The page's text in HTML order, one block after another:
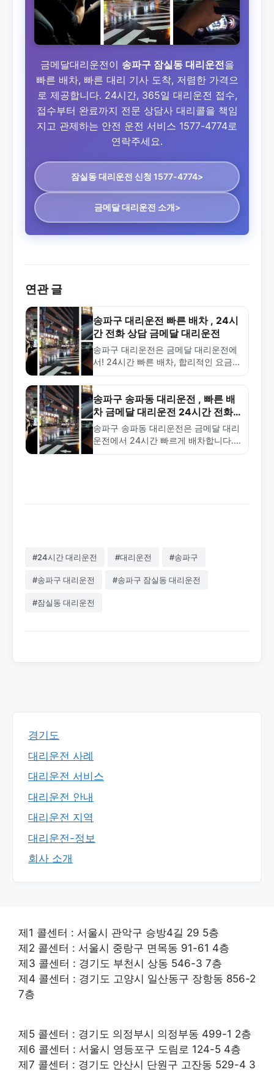
금메달대리운전이 송파구 잠실동 대리운전을
빠른 배차, 빠른 대리 기사 도착, 저렴한 가격으
로 제공합니다. 24시간, 365일 대리운전 접수,
접수부터 완료까지 전문 상담사 대리콜을 책임
지고 관제하는 안전 운전 서비스 1577-4774로
연락주세요.
잠실동 대리운전 신청 1577-4774>
금메달 대리운전 소개>
연관 글
송파구 대리운전 빠른 배차 , 24시
간 전화 상담 금메달 대리운전
송파구 대리운전은 금메달 대리운전에
서! 24시간 빠른 배차, 합리적인 요금,
송파구 송파동 대리운전 , 빠른 배
차 금메달 대리운전 24시간 전화
상담
송파구 송파동 대리운전은 금메달 대리
운전에서 24시간 빠르게 배차합니다.
#24시간 대리운전 #대리운전 #송파구
#송파구 대리운전 #송파구 잠실동 대리운전
#잠실동 대리운전
경기도
대리운전 사례
대리운전 서비스
대리운전 안내
대리운전 지역
대리운전-정보
회사 소개
제1 콜센터 : 서울시 관악구 승방4길 29 5층
제2 콜센터 : 서울시 중랑구 면목동 91-61 4층
제3 콜센터 : 경기도 부천시 상동 546-3 7층
제4 콜센터 : 경기도 고양시 일산동구 장항동 856-2
7층
제5 콜센터 : 경기도 의정부시 의정부동 499-1 2층
제6 콜센터 : 서울시 영등포구 도림로 124-5 4층
제7 콜센터 : 경기도 안산시 단원구 고잔동 529-4 3